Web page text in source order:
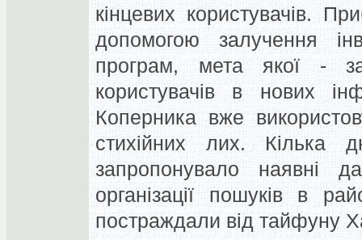
кінцевих користувачів.
допомогою залучення
програм, мета якої -
користувачів в нових
Коперника вже
стихійних лих. Кілька
запропонувало наявні
організації пошуків в
постраждали від тайфуну